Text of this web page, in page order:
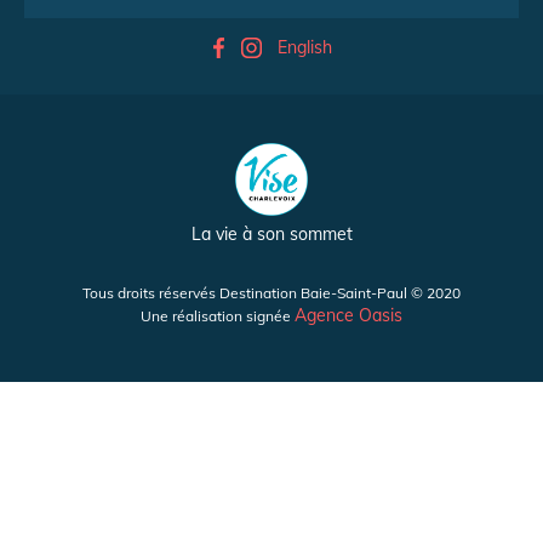
English
La vie à son sommet
Tous droits réservés Destination Baie-Saint-Paul © 2020
Une réalisation signée Agence Oasis